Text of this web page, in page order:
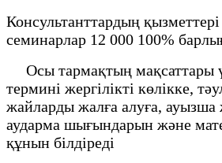
Консультанттардың
семинарлар 12 000 100%
Осы тармақтың мақсаттары
термині жергілікті көлікке,
жайларды жалға алуға,
аударма шығындарын және
құнын білдіреді